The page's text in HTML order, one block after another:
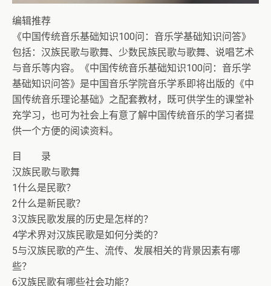
编辑推荐
《中国传统音乐基础知识100问：音乐学基础知识问答》
包括：汉族民歌与歌舞、少数民族民歌与歌舞、说唱艺术
与音乐等内容。《中国传统音乐基础知识100问：音乐学
基础知识问答》是中国音乐学院音乐学系即将出版的《中
国传统音乐理论基础》之配套教材，既可供学生的课堂补
充学习，也可为社会上有意了解中国传统音乐的学习者提
供一个方便的阅读资料。
目 录
汉族民歌与歌舞
1什么是民歌？
2什么是新民歌？
3汉族民歌发展的历史是怎样的？
4学术界对汉族民歌是如何分类的？
5与汉族民歌的产生、流传、发展相关的背景因素有哪
些？
6汉族民歌有哪些社会功能？